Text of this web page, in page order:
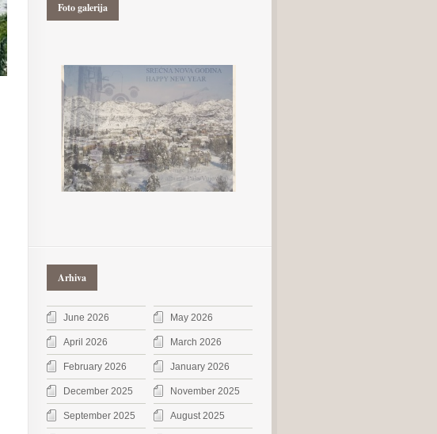
Foto galerija
Arhiva
June 2026 May 2026
April 2026 March 2026
February 2026 January 2026
December 2025 November 2025
September 2025 August 2025